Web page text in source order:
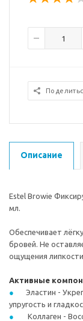
Описание
Estel Browie
мл.
Обеспечивает
бровей. Не
ощущения
Активные
Эластин -
упругость и
Коллаген -